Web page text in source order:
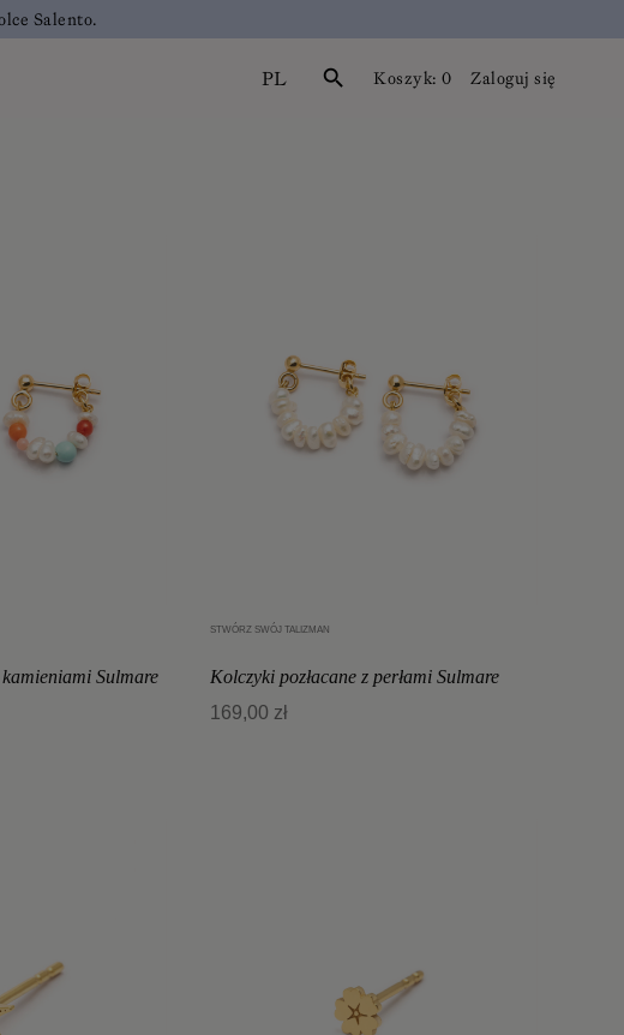
Salento.
PL search Koszyk: 0 Zaloguj się
koszyka
Sulmare
Dodaj do koszyka
STWÓRZ SWÓJ TALIZMAN
Kolczyki pozłacane z perłami Sulmare
169,00 zł